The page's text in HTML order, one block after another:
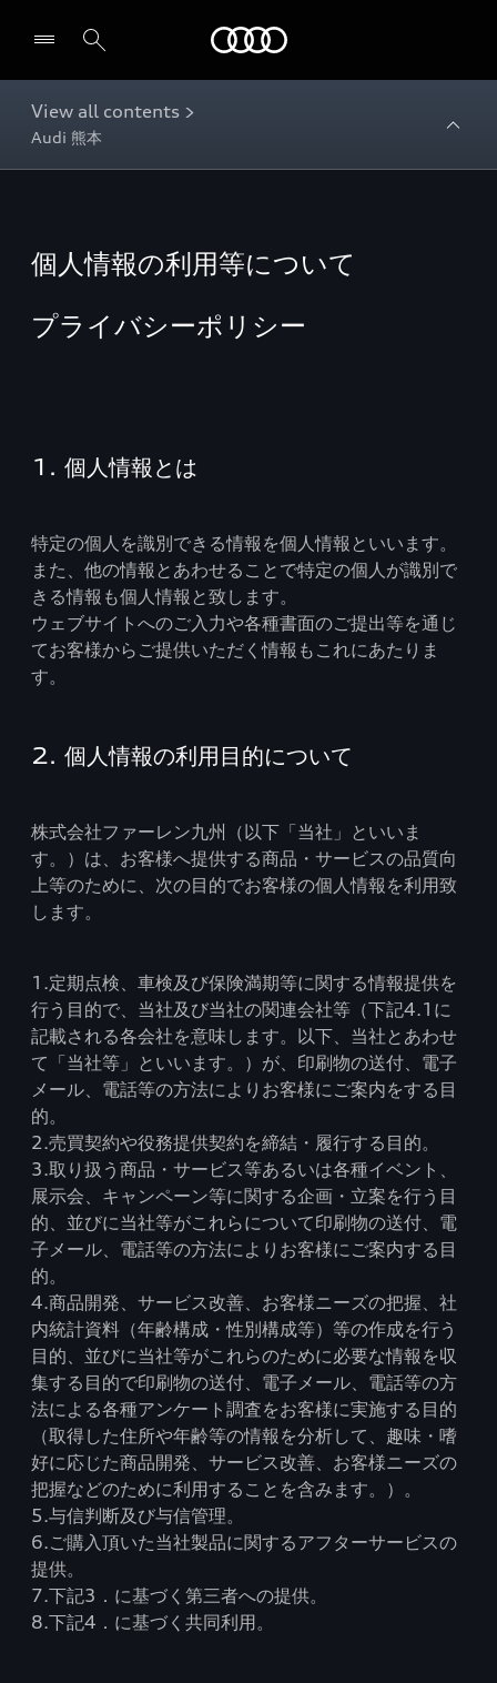
View all contents >
Audi 熊本
個人情報の利用等について
プライバシーポリシー
1. 個人情報とは
特定の個人を識別できる情報を個人情報といいます。
また、他の情報とあわせることで特定の個人が識別で
きる情報も個人情報と致します。
ウェブサイトへのご入力や各種書面のご提出等を通じ
てお客様からご提供いただく情報もこれにあたりま
す。
2. 個人情報の利用目的について
株式会社ファーレン九州（以下「当社」といいま
す。）は、お客様へ提供する商品・サービスの品質向
上等のために、次の目的でお客様の個人情報を利用致
します。
1.定期点検、車検及び保険満期等に関する情報提供を
行う目的で、当社及び当社の関連会社等（下記4.1に
記載される各会社を意味します。以下、当社とあわせ
て「当社等」といいます。）が、印刷物の送付、電子
メール、電話等の方法によりお客様にご案内をする目
的。
2.売買契約や役務提供契約を締結・履行する目的。
3.取り扱う商品・サービス等あるいは各種イベント、
展示会、キャンペーン等に関する企画・立案を行う目
的、並びに当社等がこれらについて印刷物の送付、電
子メール、電話等の方法によりお客様にご案内する目
的。
4.商品開発、サービス改善、お客様ニーズの把握、社
内統計資料（年齢構成・性別構成等）等の作成を行う
目的、並びに当社等がこれらのために必要な情報を収
集する目的で印刷物の送付、電子メール、電話等の方
法による各種アンケート調査をお客様に実施する目的
（取得した住所や年齢等の情報を分析して、趣味・嗜
好に応じた商品開発、サービス改善、お客様ニーズの
把握などのために利用することを含みます。）。
5.与信判断及び与信管理。
6.ご購入頂いた当社製品に関するアフターサービスの
提供。
7.下記3．に基づく第三者への提供。
8.下記4．に基づく共同利用。